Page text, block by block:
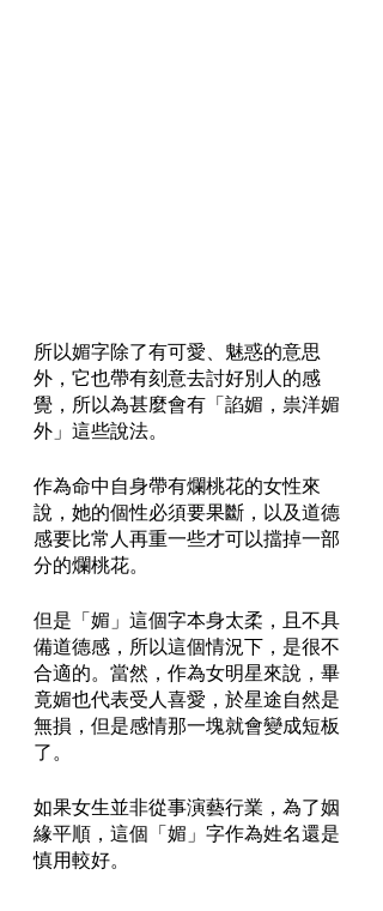
所以媚字除了有可愛、魅惑的意思
外，它也帶有刻意去討好別人的感
覺，所以為甚麼會有「諂媚，祟洋媚
外」這些說法。
作為命中自身帶有爛桃花的女性來
說，她的個性必須要果斷，以及道德
感要比常人再重一些才可以擋掉一部
分的爛桃花。
但是「媚」這個字本身太柔，且不具
備道德感，所以這個情況下，是很不
合適的。當然，作為女明星來說，畢
竟媚也代表受人喜愛，於星途自然是
無損，但是感情那一塊就會變成短板
了。
如果女生並非從事演藝行業，為了姻
緣平順，這個「媚」字作為姓名還是
慎用較好。